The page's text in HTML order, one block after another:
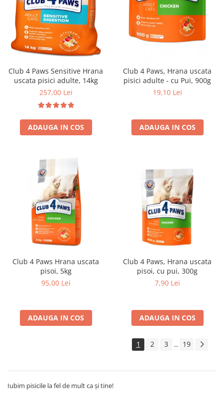
Club 4 Paws Sensitive Hrana
uscata pisici adulte, 14kg
257,00 Lei
ADAUGA IN COS
Club 4 Paws, Hrana uscata
pisici adulte - cu Pui, 900g
19,10 Lei
ADAUGA IN COS
Club 4 Paws Hrana uscata
pisoi, 5kg
95,00 Lei
ADAUGA IN COS
Club 4 Paws, Hrana uscata
pisoi, cu pui, 300g
7,90 Lei
ADAUGA IN COS
1 2 3 ... 19
Iubim pisicile la fel de mult ca și tine!